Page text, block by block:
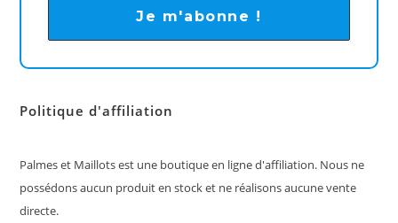
Politique d'affiliation
Palmes et Maillots est une boutique en ligne d'affiliation. Nous ne
possédons aucun produit en stock et ne réalisons aucune vente
directe.